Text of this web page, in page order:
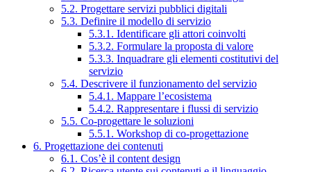
5.2. Progettare servizi pubblici digitali
5.3. Definire il modello di servizio
5.3.1. Identificare gli attori coinvolti
5.3.2. Formulare la proposta di valore
5.3.3. Inquadrare gli elementi costitutivi del
servizio
5.4. Descrivere il funzionamento del servizio
5.4.1. Mappare l’ecosistema
5.4.2. Rappresentare i flussi di servizio
5.5. Co-progettare le soluzioni
5.5.1. Workshop di co-progettazione
6. Progettazione dei contenuti
6.1. Cos’è il content design